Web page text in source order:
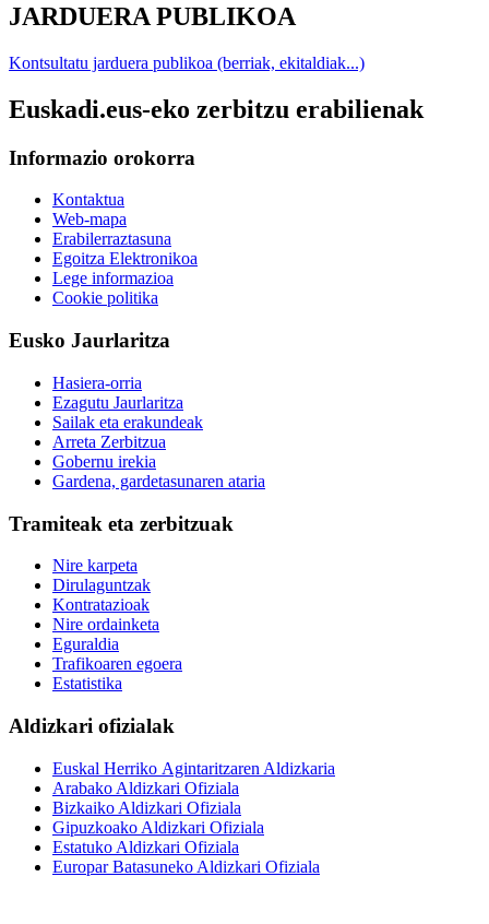
JARDUERA PUBLIKOA
Kontsultatu jarduera publikoa (berriak, ekitaldiak...)
Euskadi.eus-eko zerbitzu erabilienak
Informazio orokorra
Kontaktua
Web-mapa
Erabilerraztasuna
Egoitza Elektronikoa
Lege informazioa
Cookie politika
Eusko Jaurlaritza
Hasiera-orria
Ezagutu Jaurlaritza
Sailak eta erakundeak
Arreta Zerbitzua
Gobernu irekia
Gardena, gardetasunaren ataria
Tramiteak eta zerbitzuak
Nire karpeta
Dirulaguntzak
Kontratazioak
Nire ordainketa
Eguraldia
Trafikoaren egoera
Estatistika
Aldizkari ofizialak
Euskal Herriko Agintaritzaren Aldizkaria
Arabako Aldizkari Ofiziala
Bizkaiko Aldizkari Ofiziala
Gipuzkoako Aldizkari Ofiziala
Estatuko Aldizkari Ofiziala
Europar Batasuneko Aldizkari Ofiziala